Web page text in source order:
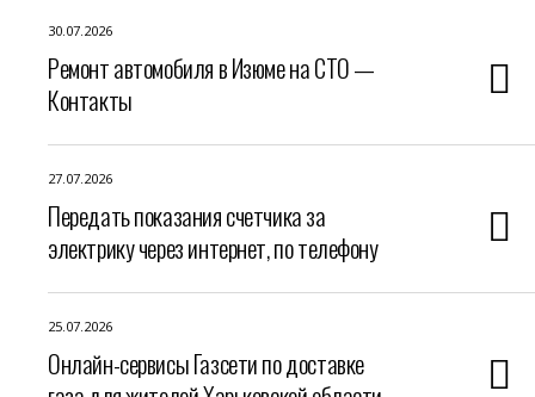
30.07.2026
Ремонт автомобиля в Изюме на СТО —
Контакты
27.07.2026
Передать показания счетчика за
электрику через интернет, по телефону
25.07.2026
Онлайн-сервисы Газсети по доставке